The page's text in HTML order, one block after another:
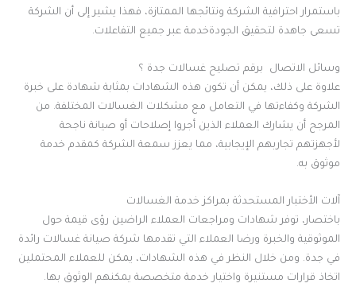
باستمرار احترافية الشركة ونتائجها الممتازة، فهذا يشير إلى أن الشركة
تسعى جاهدة لتحقيق الجودةخدمة عبر جميع التفاعلات.
وسائل الاتصال برقم تصليح غسالات جدة ؟
علاوة على ذلك، يمكن أن تكون هذه الشهادات بمثابة شهادة على خبرة
الشركة وكفاءتها في التعامل مع مشكلات الغسالات المختلفة. من
المرجح أن يشارك العملاء الذين أجروا إصلاحات أو صيانة ناجحة
لأجهزتهم تجاربهم الإيجابية، مما يعزز سمعة الشركة كمقدم خدمة
موثوق به.
آلات الأختبار المستحدثة بمراكز خدمة الغسالات
باختصار، توفر شهادات ومراجعات العملاء الراضين رؤى قيمة حول
الموثوقية والخبرة ورضا العملاء التي تقدمها شركة صيانة غسالات رائدة
في جدة. ومن خلال النظر في هذه الشهادات، يمكن للعملاء المحتملين
اتخاذ قرارات مستنيرة واختيار خدمة متخصصة يمكنهم الوثوق بها.